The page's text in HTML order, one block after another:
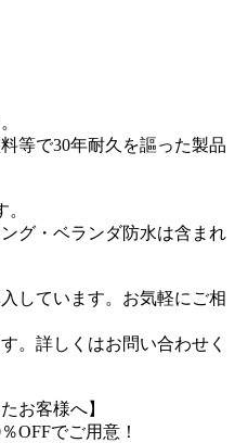
等で30年耐久を謳った製品
グ・ベランダ防水は含まれ
しています。お気軽にご相
。詳しくはお問い合わせく
お客様へ】
OFFでご用意！